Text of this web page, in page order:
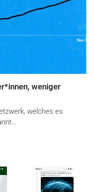
weniger
welches es